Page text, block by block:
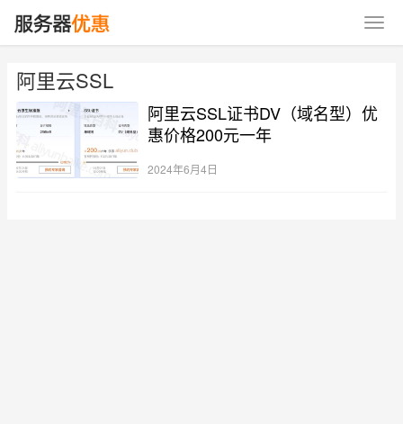
阿里云SSL
阿里云SSL证书DV（域名型）优
惠价格200元一年
2024年6月4日